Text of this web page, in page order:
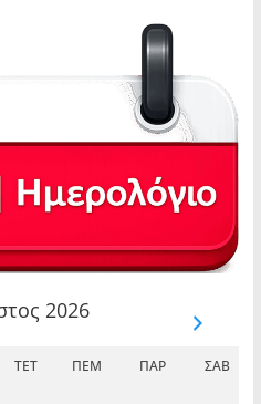
2026
ΤΕΤ ΠΈΜ ΠΑΡ ΣΆΒ